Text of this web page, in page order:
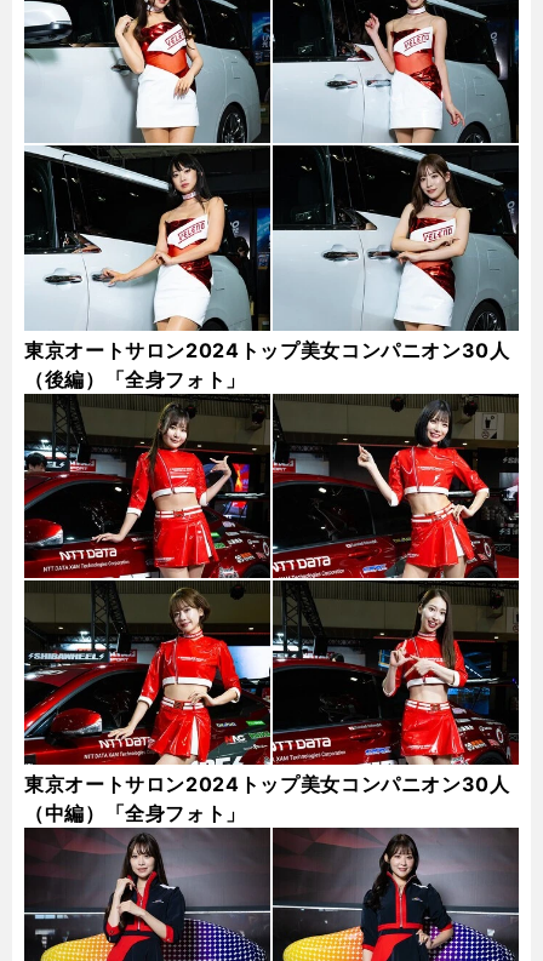
東京オートサロン2024トップ美女コンパニオン30人
（後編）「全身フォト」
東京オートサロン2024トップ美女コンパニオン30人
（中編）「全身フォト」